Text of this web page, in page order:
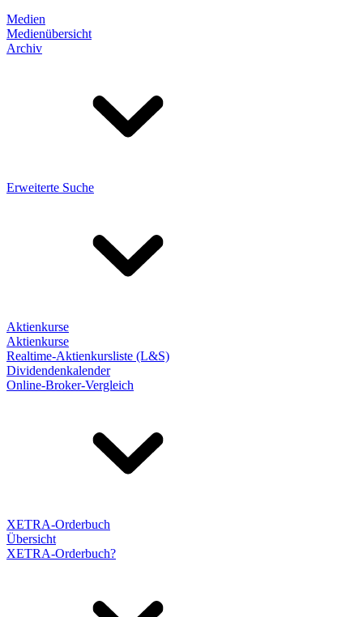
Medien
Medienübersicht
Archiv
Erweiterte Suche
Aktienkurse
Aktienkurse
Realtime-Aktienkursliste (L&S)
Dividendenkalender
Online-Broker-Vergleich
XETRA-Orderbuch
Übersicht
XETRA-Orderbuch?